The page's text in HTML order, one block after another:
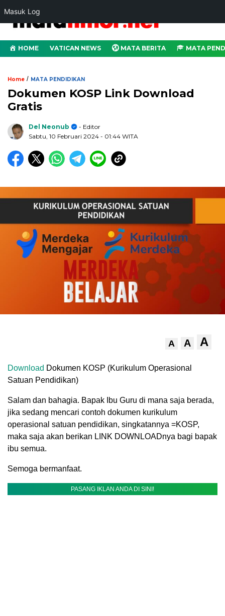
Masuk Log
HOME VATICAN NEWS MATA BERITA MATA
Home / MATA PENDIDIKAN
Dokumen KOSP Link Download
Gratis
Del Neonub
- Editor
Sabtu, 10 Februari 2024 - 01:44 WITA
A A A
Download Dokumen KOSP (Kurikulum Operasional
Satuan Pendidikan)
Salam dan bahagia. Bapak Ibu Guru di mana saja berada,
jika sedang mencari contoh dokumen kurikulum
operasional satuan pendidikan, singkatannya =KOSP,
maka saja akan berikan LINK DOWNLOADnya bagi bapak
ibu semua.
Semoga bermanfaat.
PASANG IKLAN ANDA DI SINI!